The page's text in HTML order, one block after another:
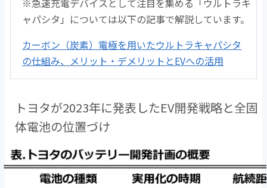
ャパシタ」については以下の記事で解説しています。
カーボン（炭素）電極を用いたウルトラキャパシタ
の仕組み、メリット・デメリットとEVへの活用
トヨタが2023年に発表したEV開発戦略と全固
体電池の位置づけ